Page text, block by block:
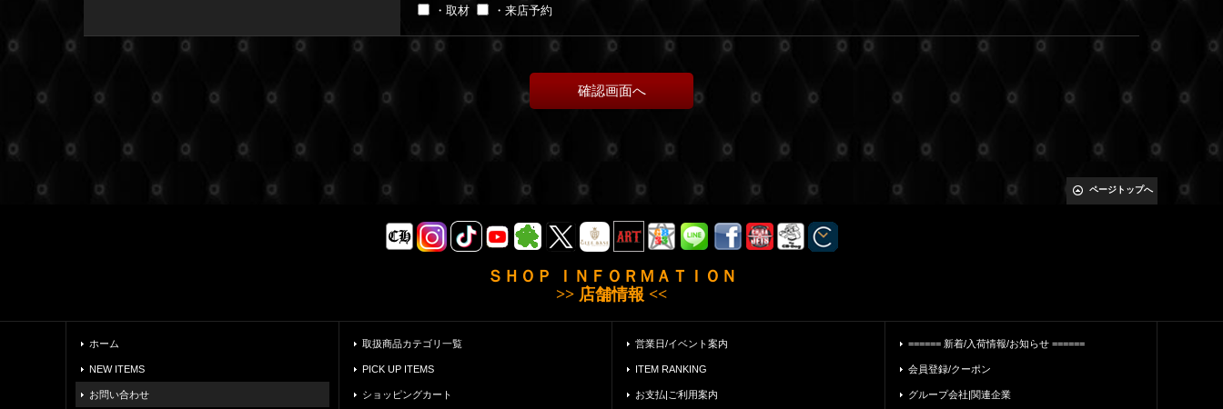
・取材
・来店予約
ページトップへ
ＳＨＯＰ ＩＮＦＯＲＭＡＴＩＯＮ
>> 店舗情報 <<
ホーム
NEW ITEMS
お問い合わせ
取扱商品カテゴリ一覧
PICK UP ITEMS
ショッピングカート
営業日/イベント案内
ITEM RANKING
お支払|ご利用案内
====== 新着/入荷情報/お知らせ ======
会員登録/クーポン
グループ会社|関連企業